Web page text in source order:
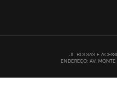
JL BOLSAS E
ENDEREÇO: AV.